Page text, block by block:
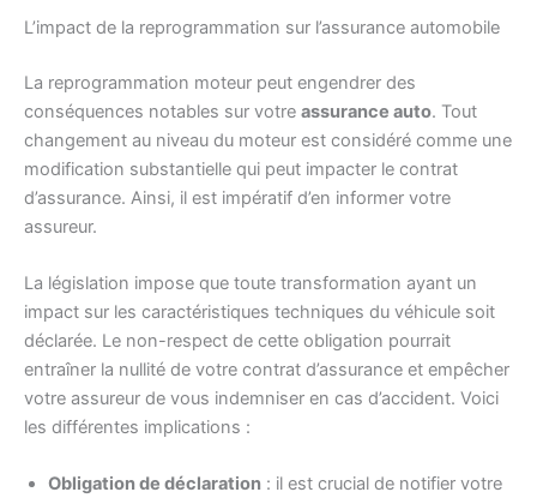
L’impact de la reprogrammation sur l’assurance automobile
La reprogrammation moteur peut engendrer des
conséquences notables sur votre assurance auto. Tout
changement au niveau du moteur est considéré comme une
modification substantielle qui peut impacter le contrat
d’assurance. Ainsi, il est impératif d’en informer votre
assureur.
La législation impose que toute transformation ayant un
impact sur les caractéristiques techniques du véhicule soit
déclarée. Le non-respect de cette obligation pourrait
entraîner la nullité de votre contrat d’assurance et empêcher
votre assureur de vous indemniser en cas d’accident. Voici
les différentes implications :
Obligation de déclaration : il est crucial de notifier votre